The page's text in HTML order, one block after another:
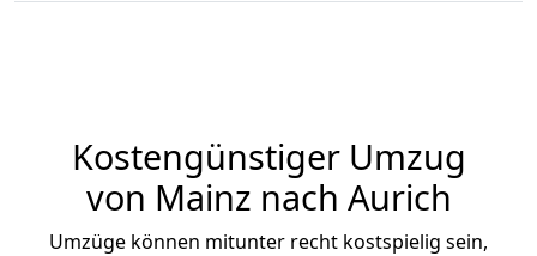
Kostengünstiger Umzug
von Mainz nach Aurich
Umzüge können mitunter recht kostspielig sein,